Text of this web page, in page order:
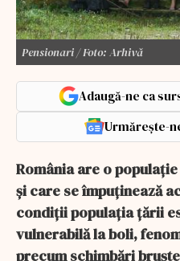
Pensionari / Foto: Arhivă
Adaugă-ne ca
Urmărește-
România are o
și care se împuținează
condiții populația țării
vulnerabilă la boli,
precum schimbări